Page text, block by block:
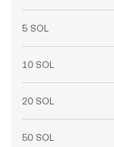
5 SOL
10 SOL
20 SOL
50 SOL